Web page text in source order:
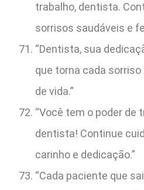
trabalho, dentista.
sorrisos saudáveis e
“Dentista, sua
que torna cada
de vida.”
“Você tem o poder de
dentista! Continue
carinho e dedicação.”
“Cada paciente que